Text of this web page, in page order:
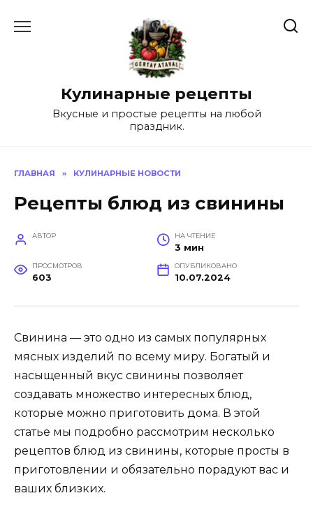
Кулинарные рецепты
Вкусные и простые рецепты на любой
праздник.
ГЛАВНАЯ » КУЛИНАРНЫЕ НОВОСТИ
Рецепты блюд из свинины
АВТОР НА ЧТЕНИЕ
3 мин
ПРОСМОТРОВ
603
ОПУБЛИКОВАНО
10.07.2024
Свинина — это одно из самых популярных
мясных изделий по всему миру. Богатый и
насыщенный вкус свинины позволяет
создавать множество интересных блюд,
которые можно приготовить дома. В этой
статье мы подробно рассмотрим несколько
рецептов блюд из свинины, которые просты в
приготовлении и обязательно порадуют вас и
ваших близких.